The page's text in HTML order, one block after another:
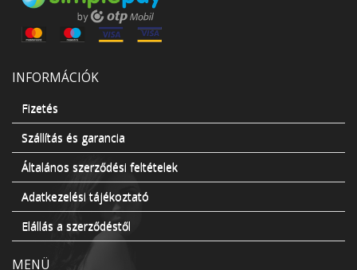
INFORMÁCIÓK
Fizetés
Szállítás és garancia
Általános szerződési feltételek
Adatkezelési tájékoztató
Elállás a szerződéstől
MENÜ